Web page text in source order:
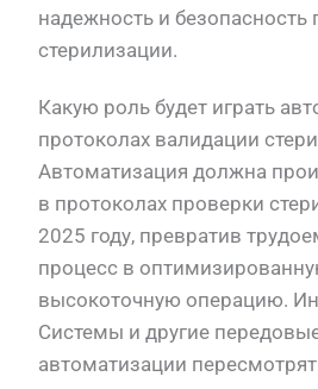
надежность и безопасность
стерилизации.
Какую роль будет играть
протоколах валидации
Автоматизация должна
в протоколах проверки
2025 году, превратив
процесс в
высокоточную операцию.
Системы и другие
автоматизации